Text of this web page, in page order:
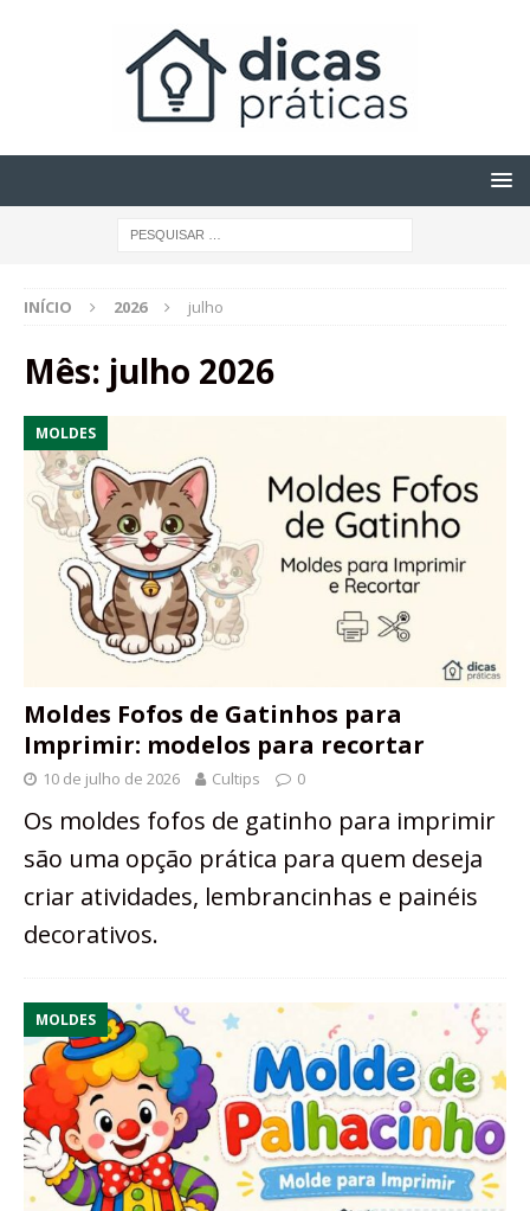
INÍCIO 2026 julho
Mês: julho 2026
MOLDES
Moldes Fofos de Gatinhos para
Imprimir: modelos para recortar
10 de julho de 2026 Cultips 0
Os moldes fofos de gatinho para imprimir
são uma opção prática para quem deseja
criar atividades, lembrancinhas e painéis
decorativos.
MOLDES